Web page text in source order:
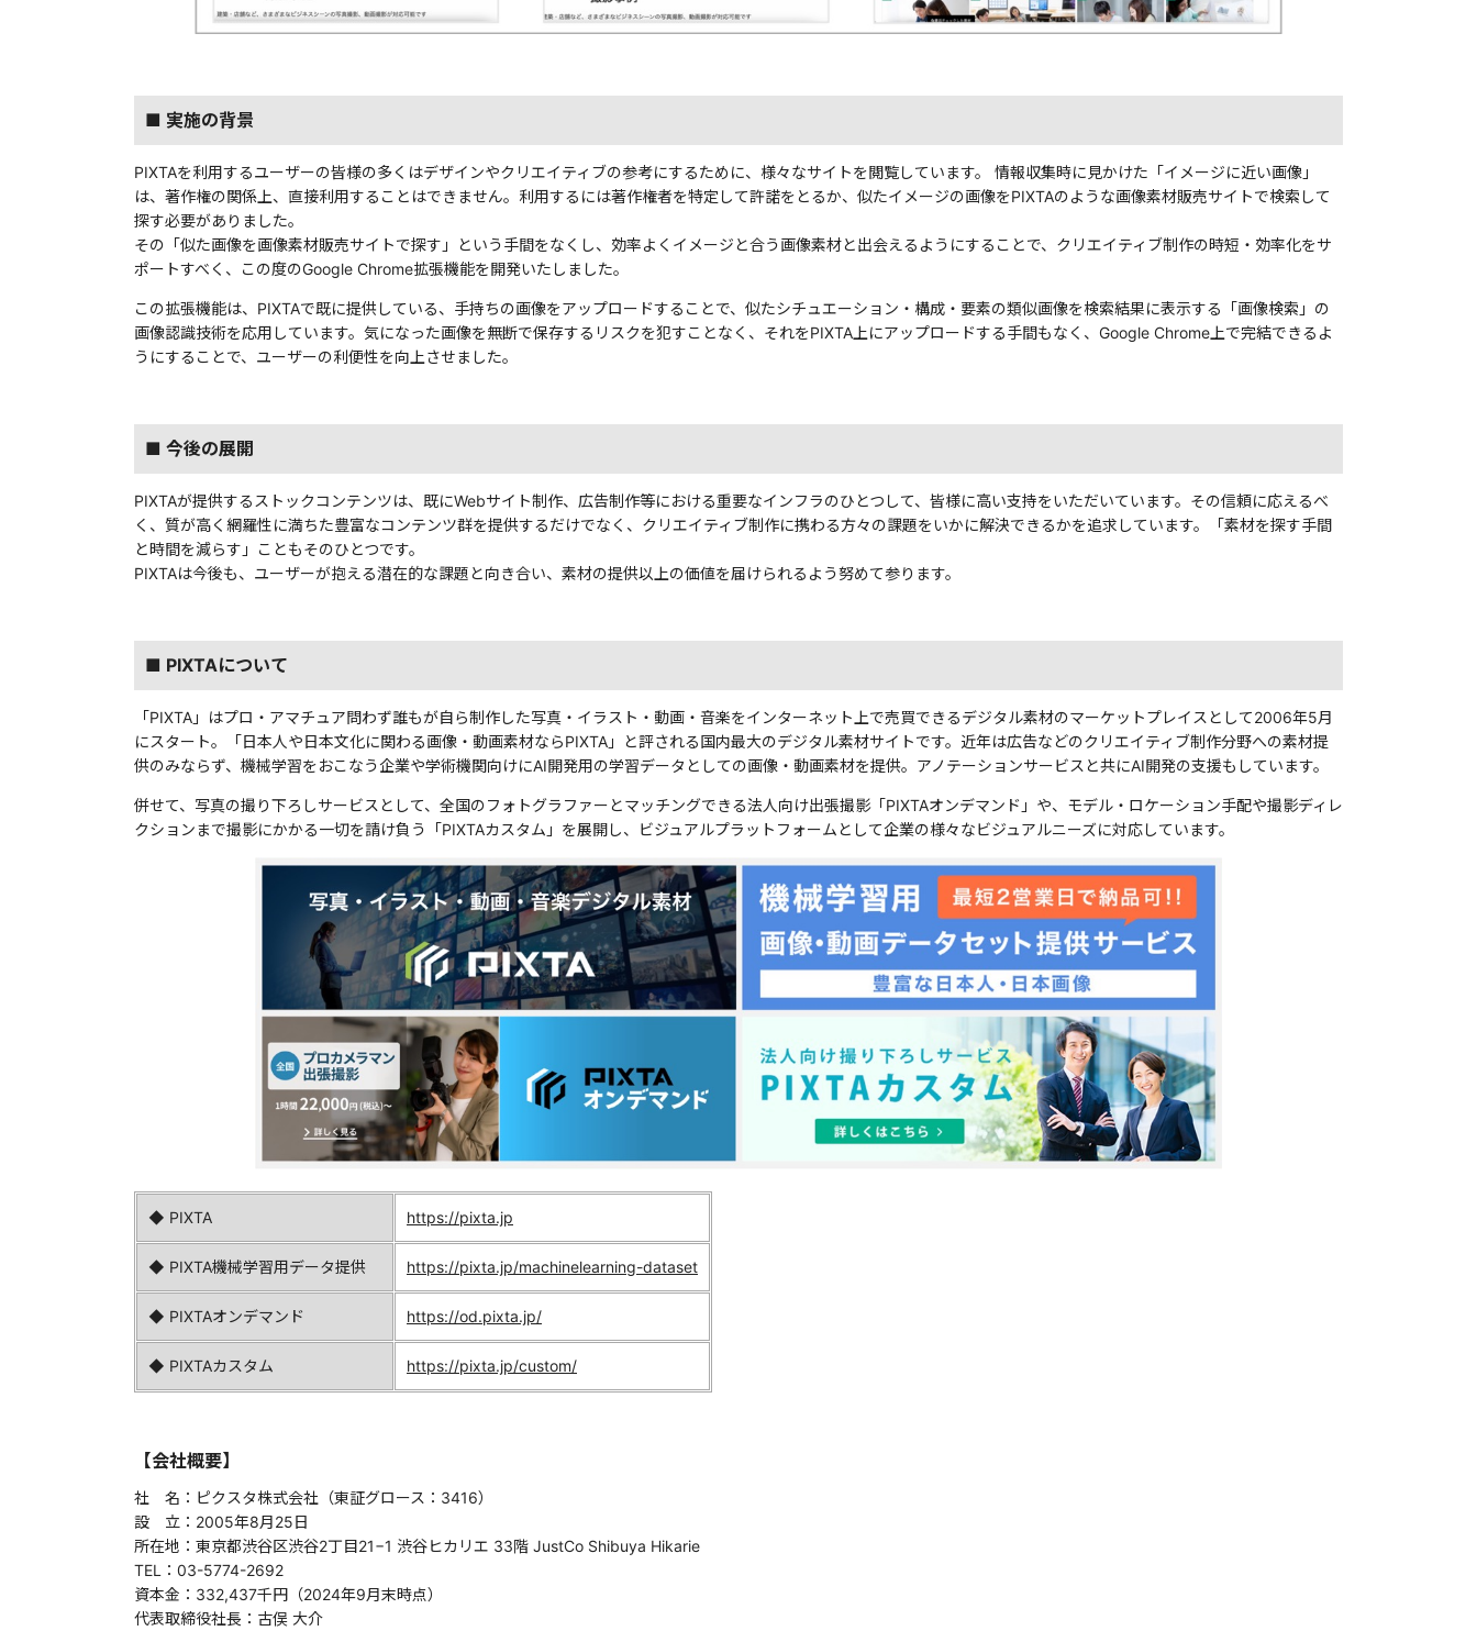
■ 実施の背景
PIXTAを利用するユーザーの皆様の多くはデザインやクリエイティブの参考にするために、様々なサイトを閲覧しています。 情報収集時に見かけた「イメージに近い画像」
は、著作権の関係上、直接利用することはできません。利用するには著作権者を特定して許諾をとるか、似たイメージの画像をPIXTAのような画像素材販売サイトで検索して
探す必要がありました。
その「似た画像を画像素材販売サイトで探す」という手間をなくし、効率よくイメージと合う画像素材と出会えるようにすることで、クリエイティブ制作の時短・効率化をサ
ポートすべく、この度のGoogle Chrome拡張機能を開発いたしました。
この拡張機能は、PIXTAで既に提供している、手持ちの画像をアップロードすることで、似たシチュエーション・構成・要素の類似画像を検索結果に表示する「画像検索」の
画像認識技術を応用しています。気になった画像を無断で保存するリスクを犯すことなく、それをPIXTA上にアップロードする手間もなく、Google Chrome上で完結できるよ
うにすることで、ユーザーの利便性を向上させました。
■ 今後の展開
PIXTAが提供するストックコンテンツは、既にWebサイト制作、広告制作等における重要なインフラのひとつして、皆様に高い支持をいただいています。その信頼に応えるべ
く、質が高く網羅性に満ちた豊富なコンテンツ群を提供するだけでなく、クリエイティブ制作に携わる方々の課題をいかに解決できるかを追求しています。「素材を探す手間
と時間を減らす」こともそのひとつです。
PIXTAは今後も、ユーザーが抱える潜在的な課題と向き合い、素材の提供以上の価値を届けられるよう努めて参ります。
■ PIXTAについて
「PIXTA」はプロ・アマチュア問わず誰もが自ら制作した写真・イラスト・動画・音楽をインターネット上で売買できるデジタル素材のマーケットプレイスとして2006年5月
にスタート。「日本人や日本文化に関わる画像・動画素材ならPIXTA」と評される国内最大のデジタル素材サイトです。近年は広告などのクリエイティブ制作分野への素材提
供のみならず、機械学習をおこなう企業や学術機関向けにAI開発用の学習データとしての画像・動画素材を提供。アノテーションサービスと共にAI開発の支援もしています。
併せて、写真の撮り下ろしサービスとして、全国のフォトグラファーとマッチングできる法人向け出張撮影「PIXTAオンデマンド」や、モデル・ロケーション手配や撮影ディレ
クションまで撮影にかかる一切を請け負う「PIXTAカスタム」を展開し、ビジュアルプラットフォームとして企業の様々なビジュアルニーズに対応しています。
◆ PIXTA https://pixta.jp
◆ PIXTA機械学習用データ提供 https://pixta.jp/machinelearning-dataset
◆ PIXTAオンデマンド https://od.pixta.jp/
◆ PIXTAカスタム https://pixta.jp/custom/
【会社概要】
社 名：ピクスタ株式会社（東証グロース：3416）
設 立：2005年8月25日
所在地：東京都渋谷区渋谷2丁目21−1 渋谷ヒカリエ 33階 JustCo Shibuya Hikarie
TEL：03-5774-2692
資本金：332,437千円（2024年9月末時点）
代表取締役社長：古俣 大介